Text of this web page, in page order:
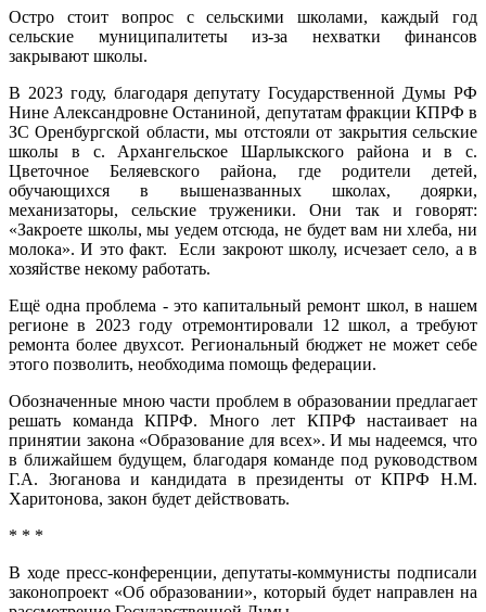
Остро стоит вопрос с сельскими школами, каждый год
сельские муниципалитеты из-за нехватки финансов
закрывают школы.
В 2023 году, благодаря депутату Государственной Думы РФ
Нине Александровне Останиной, депутатам фракции КПРФ в
ЗС Оренбургской области, мы отстояли от закрытия сельские
школы в с. Архангельское Шарлыкского района и в с.
Цветочное Беляевского района, где родители детей,
обучающихся в вышеназванных школах, доярки,
механизаторы, сельские труженики. Они так и говорят:
«Закроете школы, мы уедем отсюда, не будет вам ни хлеба, ни
молока». И это факт. Если закроют школу, исчезает село, а в
хозяйстве некому работать.
Ещё одна проблема - это капитальный ремонт школ, в нашем
регионе в 2023 году отремонтировали 12 школ, а требуют
ремонта более двухсот. Региональный бюджет не может себе
этого позволить, необходима помощь федерации.
Обозначенные мною части проблем в образовании предлагает
решать команда КПРФ. Много лет КПРФ настаивает на
принятии закона «Образование для всех». И мы надеемся, что
в ближайшем будущем, благодаря команде под руководством
Г.А. Зюганова и кандидата в президенты от КПРФ Н.М.
Харитонова, закон будет действовать.
* * *
В ходе пресс-конференции, депутаты-коммунисты подписали
законопроект «Об образовании», который будет направлен на